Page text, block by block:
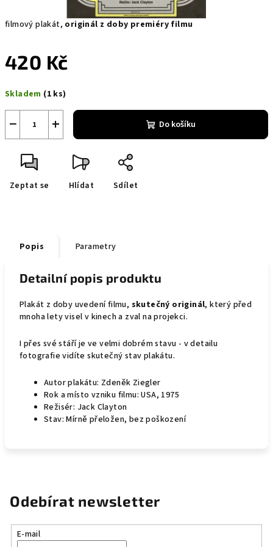
filmový plakát, originál z doby premiéry filmu
420 Kč
cena:
Skladem (1 ks)
+
− Do košíku
Zeptat se Hlídat Sdílet
Popis Parametry
Detailní popis produktu
Plakát z doby uvedení filmu, skutečný originál, který před
mnoha lety visel v kinech a zval na projekci.
I přes své stáří je ve velmi dobrém stavu - v detailu
fotografie vidíte skutečný stav plakátu.
Autor plakátu: Zdeněk Ziegler
Rok a místo vzniku filmu: USA, 1975
Režisér: Jack Clayton
Stav: Mírně přeložen, bez poškození
Odebírat newsletter
E-mail